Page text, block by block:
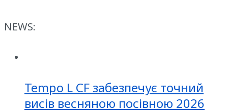
NEWS:
Tempo L CF забезпечує точний
висів весняною посівною 2026